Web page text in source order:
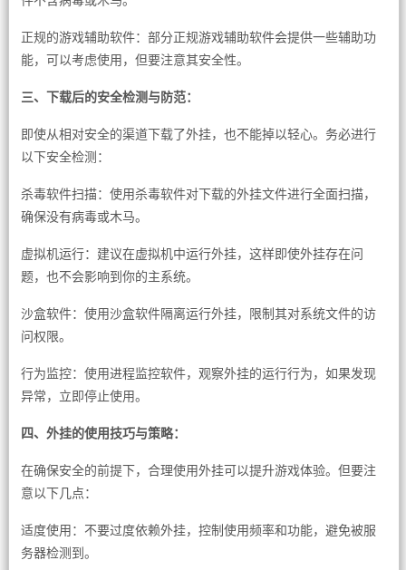
正规的游戏辅助软件：部分正规游戏辅助软件会提供一些辅助功
能，可以考虑使用，但要注意其安全性。
三、下载后的安全检测与防范：
即使从相对安全的渠道下载了外挂，也不能掉以轻心。务必进行
以下安全检测：
杀毒软件扫描：使用杀毒软件对下载的外挂文件进行全面扫描，
确保没有病毒或木马。
虚拟机运行：建议在虚拟机中运行外挂，这样即使外挂存在问
题，也不会影响到你的主系统。
沙盒软件：使用沙盒软件隔离运行外挂，限制其对系统文件的访
问权限。
行为监控：使用进程监控软件，观察外挂的运行行为，如果发现
异常，立即停止使用。
四、外挂的使用技巧与策略：
在确保安全的前提下，合理使用外挂可以提升游戏体验。但要注
意以下几点：
适度使用：不要过度依赖外挂，控制使用频率和功能，避免被服
务器检测到。